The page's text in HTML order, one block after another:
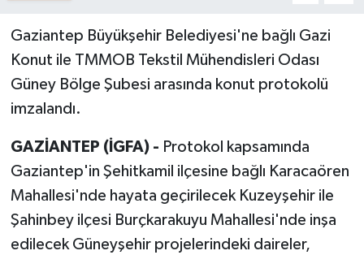
Gaziantep Büyükşehir Belediyesi'ne bağlı Gazi
Konut ile TMMOB Tekstil Mühendisleri Odası
Güney Bölge Şubesi arasında konut protokolü
imzalandı.
GAZİANTEP (İGFA) - Protokol kapsamında
Gaziantep'in Şehitkamil ilçesine bağlı Karacaören
Mahallesi'nde hayata geçirilecek Kuzeyşehir ile
Şahinbey ilçesi Burçkarakuyu Mahallesi'nde inşa
edilecek Güneyşehir projelerindeki daireler,